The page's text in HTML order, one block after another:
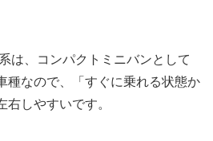
は、コンパクトミニバンとして
種なので、「すぐに乗れる状態か
右しやすいです。